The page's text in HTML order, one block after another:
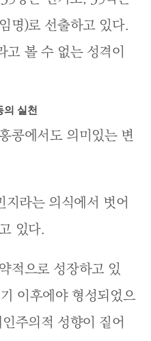
명)로 선출하고 있다.
고 볼 수 없는 성격이
의 실천
콩에서도 의미있는 변
라는 의식에서 벗어
있다.
적으로 성장하고 있
이후에야 형성되었으
주의적 성향이 짙어